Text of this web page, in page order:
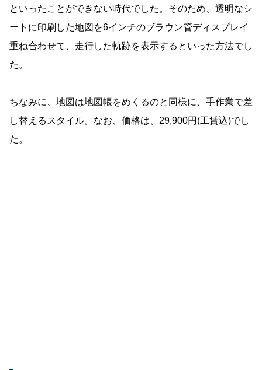
といったことができない時代でした。そのため、透明なシ
ートに印刷した地図を6インチのブラウン管ディスプレイ
重ね合わせて、走行した軌跡を表示するといった方法でし
た。
ちなみに、地図は地図帳をめくるのと同様に、手作業で差
し替えるスタイル。なお、価格は、29,900円(工賃込)でし
た。